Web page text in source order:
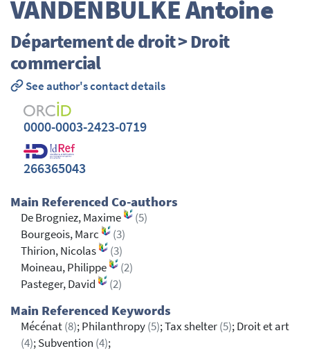
VANDENBULKEAntoine
Département de droit > Droit
commercial
See author's contact details
0000-0003-2423-0719
266365043
Main Referenced Co-authors
De Brogniez, Maxime
(5)
Bourgeois, Marc
(3)
Thirion, Nicolas
(3)
Moineau, Philippe
(2)
Pasteger, David
(2)
Main Referenced Keywords
Mécénat(8); Philanthropy(5); Tax shelter(5); Droit et art
(4); Subvention (4);